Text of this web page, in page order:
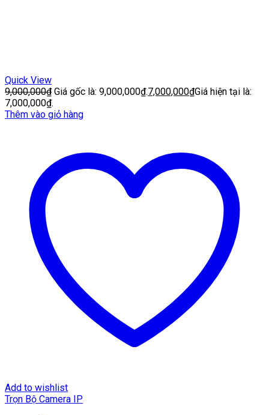
Quick View
9,000,000₫ Giá gốc là: 9,000,000₫.7,000,000₫Giá hiện tại là:
7,000,000₫.
Thêm vào giỏ hàng
Add to wishlist
Trọn Bộ Camera IP